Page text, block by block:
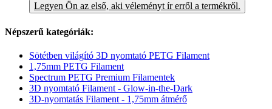
Legyen Ön az első, aki véleményt ír erről a termékről.
Népszerű kategóriák:
Sötétben világító 3D nyomtató PETG Filament
1,75mm PETG Filament
Spectrum PETG Premium Filamentek
3D nyomtató Filament - Glow-in-the-Dark
3D-nyomtatás Filament - 1,75mm átmérő